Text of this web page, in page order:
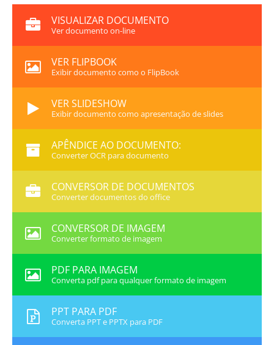
VISUALIZAR DOCUMENTO
Ver documento on-line
VER FLIPBOOK
Exibir documento como o FlipBook
VER SLIDESHOW
Exibir documento como apresentação de slides
APÊNDICE AO DOCUMENTO:
Converter OCR para documento
CONVERSOR DE DOCUMENTOS
Converter documentos do office
CONVERSOR DE IMAGEM
Converter formato de imagem
PDF PARA IMAGEM
Converta pdf para qualquer formato de imagem
PPT PARA PDF
Converta PPT e PPTX para PDF